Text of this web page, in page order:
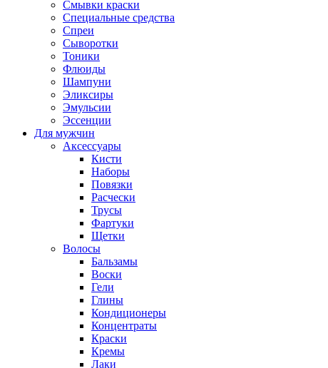
Смывки краски
Специальные средства
Спреи
Сыворотки
Тоники
Флюиды
Шампуни
Эликсиры
Эмульсии
Эссенции
Для мужчин
Аксессуары
Кисти
Наборы
Повязки
Расчески
Трусы
Фартуки
Щетки
Волосы
Бальзамы
Воски
Гели
Глины
Кондиционеры
Концентраты
Краски
Кремы
Лаки